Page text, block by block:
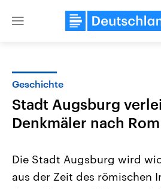
Close
Geschichte
Stadt Augsburg
Denkmäler nach Rom
Die Stadt Augsburg wird
aus der Zeit des römischen